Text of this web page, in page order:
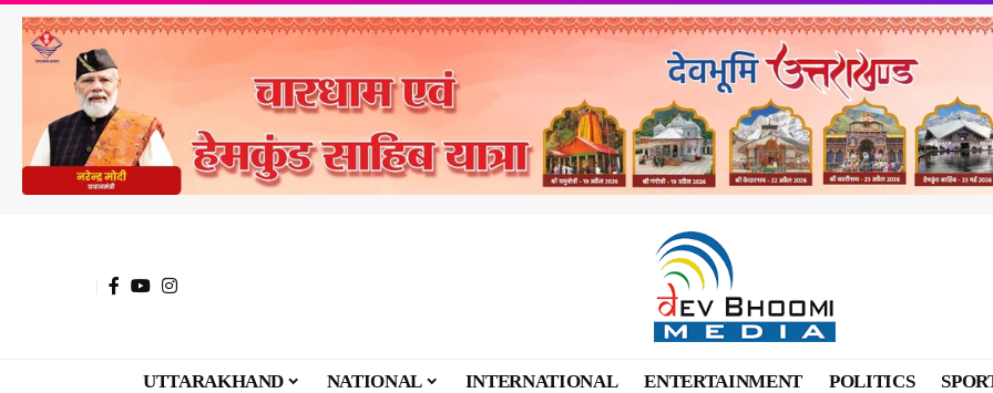
UTTARAKHAND NATIONAL INTERNATIONAL ENTERTAINMENT POLITICS